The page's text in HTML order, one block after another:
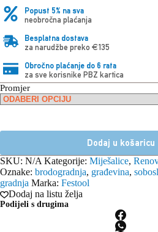
Popust 5% na sva
neobročna plaćanja
Besplatna dostava
za narudžbe preko €135
Obročno plaćanje do 6 rata
za sve korisnike PBZ kartica
Promjer
Dodaj u košaricu
SKU: N/A Kategorije: Miješalice,
Oznake: brodogradnja, građevina,
gradnja Marka: Festool
Dodaj na listu želja
Podijeli s drugima